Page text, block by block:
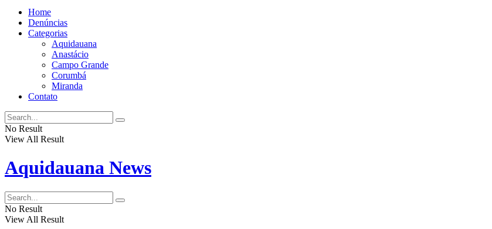
Home
Denúncias
Categorias
Aquidauana
Anastácio
Campo Grande
Corumbá
Miranda
Contato
No Result
View All Result
Aquidauana News
No Result
View All Result